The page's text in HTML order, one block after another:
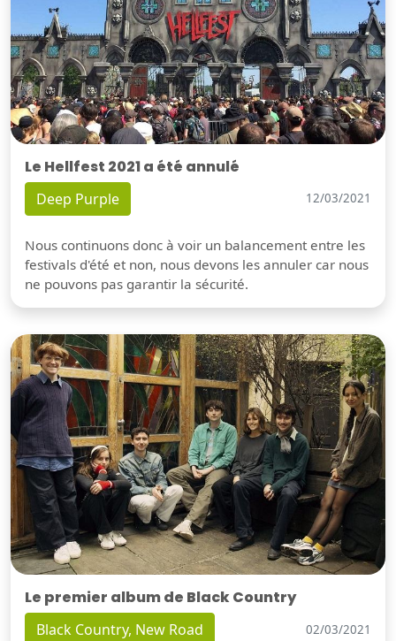
Le Hellfest 2021 a été annulé
Deep Purple 12/03/2021
Nous continuons donc à voir un balancement entre les
festivals d'été et non, nous devons les annuler car nous
ne pouvons pas garantir la sécurité.
Le premier album de Black Country
Black Country, New Road 02/03/2021